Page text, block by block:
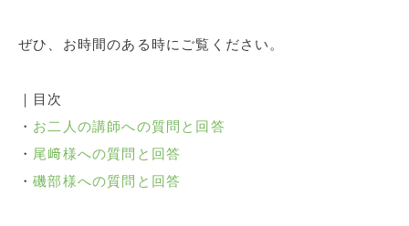
ぜひ、お時間のある時にご覧ください。
｜目次
・ お二人の講師への質問と回答
・ 尾﨑様への質問と回答
・磯部様への質問と回答